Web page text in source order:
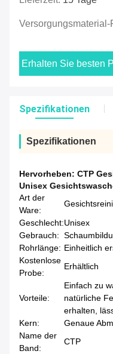
Versorgungsmaterial-
Erhalten Sie besten
Spezifikationen
Spezifikationen
Hervorheben: CTP
Unisex
Art der
Ware:
Geschlecht:Unisex
Gebrauch:
Rohrlänge: Einheitlich
Kostenlose
Probe:
Erhältlich
Vorteile:
Einfach zu
natürliche
erhalten,
Kern:
Genaue
Name der
Band:
CTP